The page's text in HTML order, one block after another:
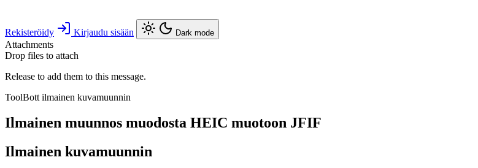
Rekisteröidy Kirjaudu sisään Dark mode
Attachments
Drop files to attach
Release to add them to this message.
ToolBott ilmainen kuvamuunnin
Ilmainen muunnos muodosta HEIC muotoon JFIF
Ilmainen kuvamuunnin